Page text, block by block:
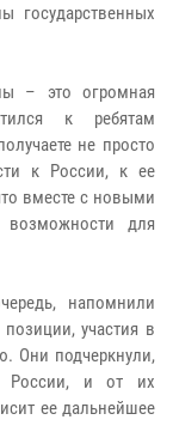
государственных
– это огромная
к ребятам
не просто
к России, к ее
вместе с новыми
для
напомнили
участия в
Они подчеркнули,
России, и от их
ее дальнейшее